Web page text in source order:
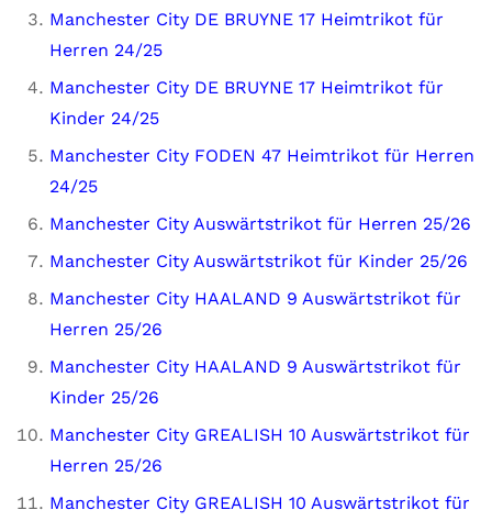
Manchester City DE BRUYNE 17 Heimtrikot für
Herren 24/25
Manchester City DE BRUYNE 17 Heimtrikot für
Kinder 24/25
Manchester City FODEN 47 Heimtrikot für Herren
24/25
Manchester City Auswärtstrikot für Herren 25/26
Manchester City Auswärtstrikot für Kinder 25/26
Manchester City HAALAND 9 Auswärtstrikot für
Herren 25/26
Manchester City HAALAND 9 Auswärtstrikot für
Kinder 25/26
Manchester City GREALISH 10 Auswärtstrikot für
Herren 25/26
Manchester City GREALISH 10 Auswärtstrikot für